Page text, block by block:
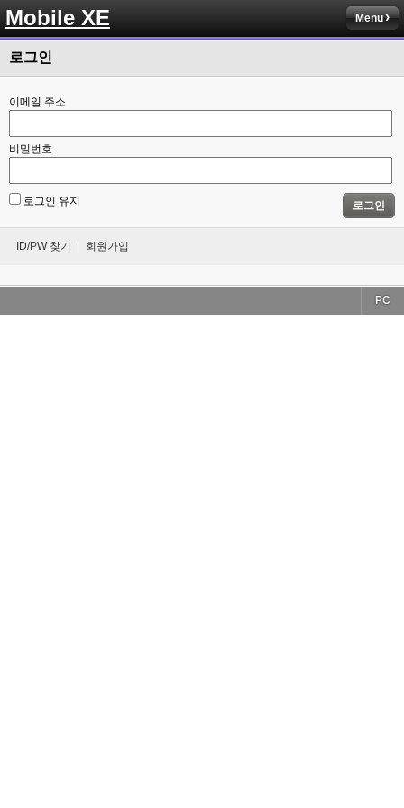
Mobile XE Menu
로그인
이메일 주소
비밀번호
로그인 유지 로그인
ID/PW 찾기 회원가입
PC